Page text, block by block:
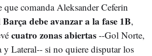
que comanda Aleksander Ceferin
debe avanzar a la fase 1B,
cuatro zonas abiertas --Gol Norte,
Lateral-- si no quiere disputar los